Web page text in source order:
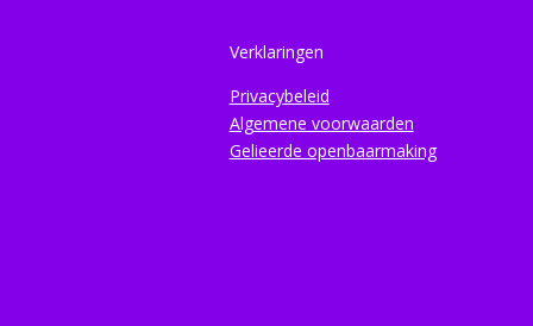
Verklaringen
Privacybeleid
Algemene voorwaarden
Gelieerde openbaarmaking